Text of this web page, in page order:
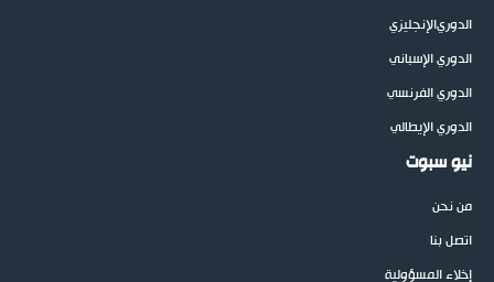
الدوريالإنجليزي
الدوري الإسباني
الدوري الفرنسي
الدوري الإيطالي
نيو سبوت
من نحن
اتصل بنا
إخلاء المسؤولية